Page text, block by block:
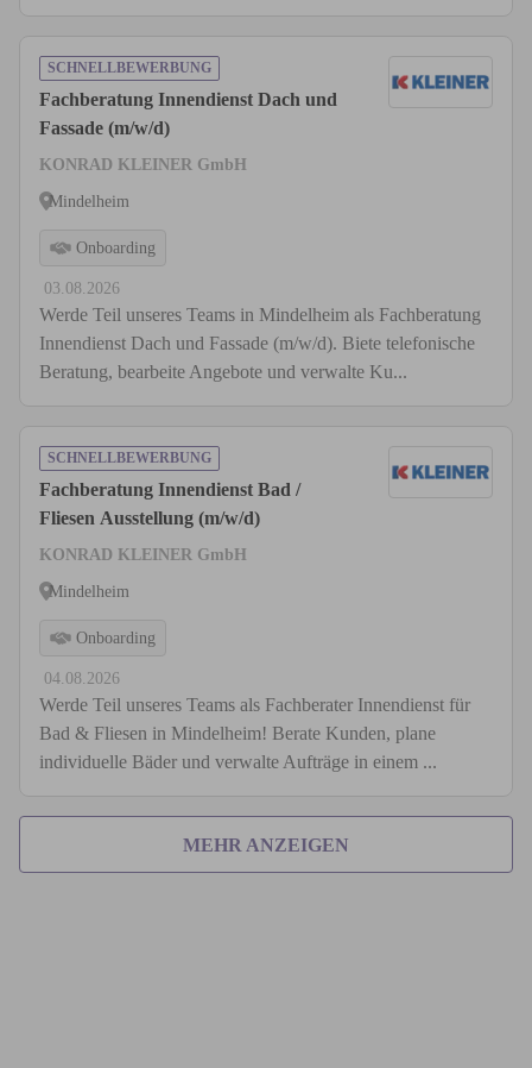
SCHNELLBEWERBUNG
Fachberatung Innendienst Dach und
Fassade (m/w/d)
KONRAD KLEINER GmbH
Mindelheim
Onboarding
03.08.2026
Werde Teil unseres Teams in Mindelheim als Fachberatung
Innendienst Dach und Fassade (m/w/d). Biete telefonische
Beratung, bearbeite Angebote und verwalte Ku...
SCHNELLBEWERBUNG
Fachberatung Innendienst Bad /
Fliesen Ausstellung (m/w/d)
KONRAD KLEINER GmbH
Mindelheim
Onboarding
04.08.2026
Werde Teil unseres Teams als Fachberater Innendienst für
Bad & Fliesen in Mindelheim! Berate Kunden, plane
individuelle Bäder und verwalte Aufträge in einem ...
MEHR ANZEIGEN